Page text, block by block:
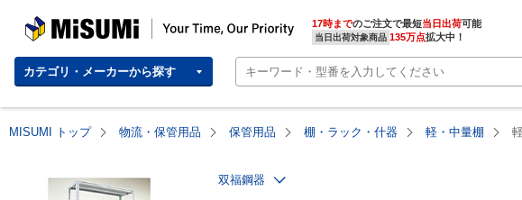
MISUMI | Your Time, Our Priority 17時までのご注文で最短当日出荷
当日出荷対象商品 135万点拡大中！
カテゴリ・メーカーから探す
MISUMI トップ 物流・保管用品 保管用品 棚・ラック・什器 軽・中量棚
双福鋼器